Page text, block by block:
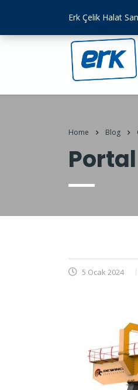
Erk Çelik Halat
Home Blog
5 Ocak 2024